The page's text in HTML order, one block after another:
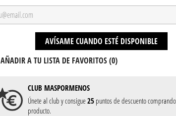
AVÍSAME CUANDO ESTÉ DISPONIBLE
AÑADIR A TU LISTA DE FAVORITOS (0)
CLUB MASPORMENOS
Únete al club y consigue25puntos de descuento
producto.